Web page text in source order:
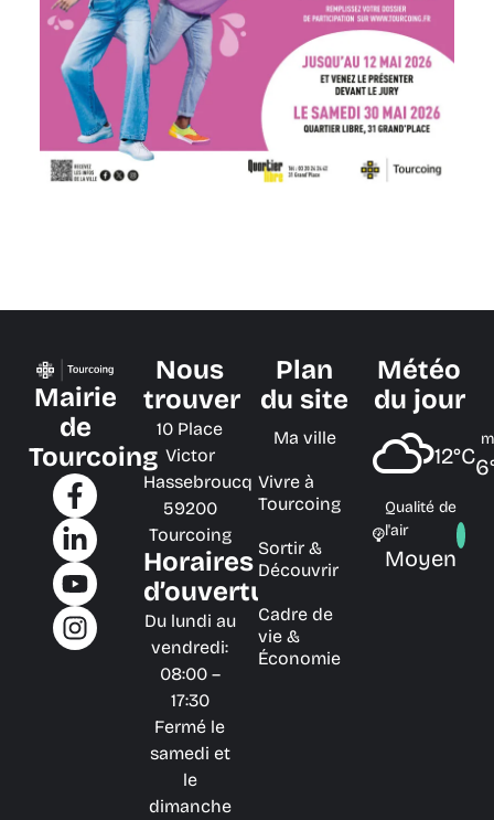
Mairie
de
Tourcoing
Nous
trouver
10 Place
Victor
Hassebroucq
59200
Tourcoing
Horaires
d’ouverture
Du lundi au
vendredi:
08:00 –
17:30
Fermé le
samedi et
le
dimanche
Plan
du site
Ma ville
Vivre à
Tourcoing
Sortir &
Découvrir
Cadre de
vie &
Économie
Météo
du jour
12°C
Qualité de
l'air
Moyen